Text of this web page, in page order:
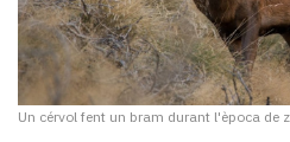
Un cérvol fent un bram durant l'època de